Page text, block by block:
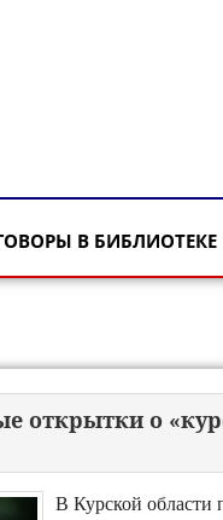
В БИБЛИОТЕКЕ
открытки о
В Курской области